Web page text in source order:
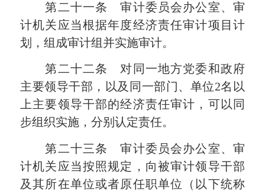
第二十一条 审计委员会办公室、审
计机关应当根据年度经济责任审计项目计
划，组成审计组并实施审计。
第二十二条 对同一地方党委和政府
主要领导干部，以及同一部门、单位2名以
上主要领导干部的经济责任审计，可以同
步组织实施，分别认定责任。
第二十三条 审计委员会办公室、审
计机关应当按照规定，向被审计领导干部
及其所在单位或者原任职单位（以下统称